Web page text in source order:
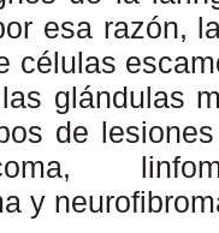
esa razón,
células
glándulas
de
y